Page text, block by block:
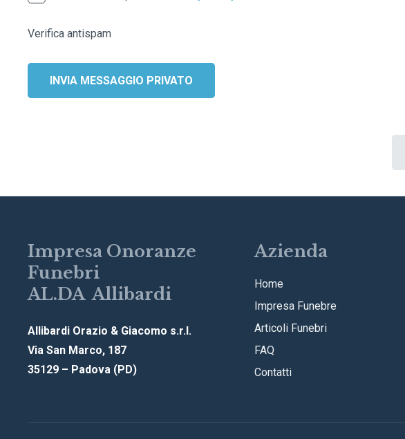
Verifica antispam
INVIA MESSAGGIO PRIVATO
Impresa Onoranze
Funebri
AL.DA Allibardi
Allibardi Orazio & Giacomo s.r.l.
Via San Marco, 187
35129 – Padova (PD)
Azienda
Home
Impresa Funebre
Articoli Funebri
FAQ
Contatti